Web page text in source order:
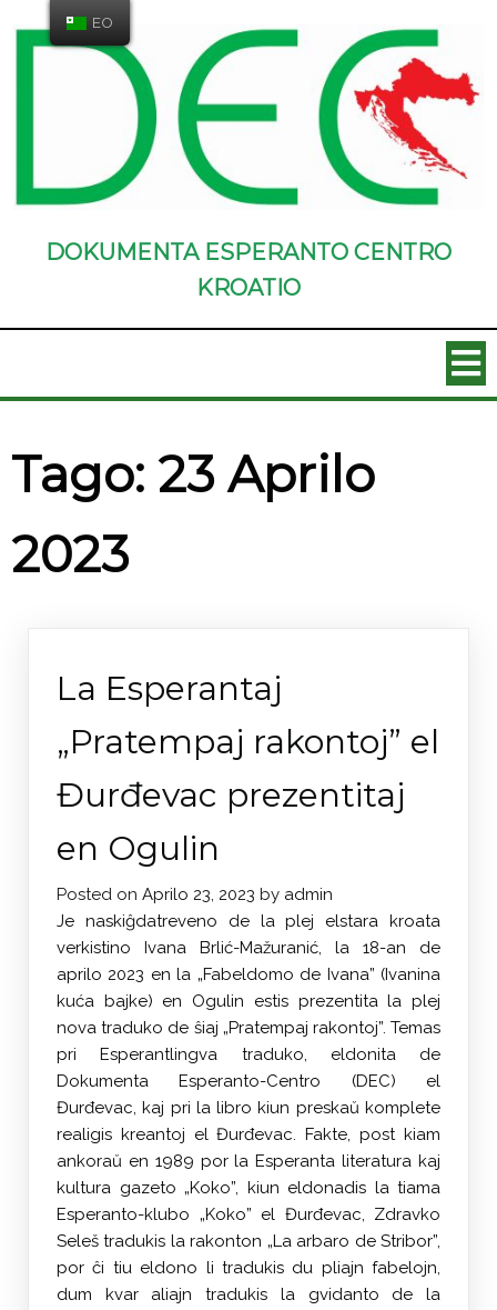
DOKUMENTA ESPERANTO CENTRO
KROATIO
Tago: 23 Aprilo
2023
La Esperantaj
„Pratempaj rakontoj” el
Đurđevac prezentitaj
en Ogulin
Posted on Aprilo 23, 2023 by admin
Je naskiĝdatreveno de la plej elstara kroata
verkistino Ivana Brlić-Mažuranić, la 18-an de
aprilo 2023 en la „Fabeldomo de Ivana” (Ivanina
kuća bajke) en Ogulin estis prezentita la plej
nova traduko de ŝiaj „Pratempaj rakontoj”. Temas
pri Esperantlingva traduko, eldonita de
Dokumenta Esperanto-Centro (DEC) el
Đurđevac, kaj pri la libro kiun preskaŭ komplete
realigis kreantoj el Đurđevac. Fakte, post kiam
ankoraŭ en 1989 por la Esperanta literatura kaj
kultura gazeto „Koko”, kiun eldonadis la tiama
Esperanto-klubo „Koko” el Đurđevac, Zdravko
Seleš tradukis la rakonton „La arbaro de Stribor”,
por ĉi tiu eldono li tradukis du pliajn fabelojn,
dum kvar aliajn tradukis la gvidanto de la
EO